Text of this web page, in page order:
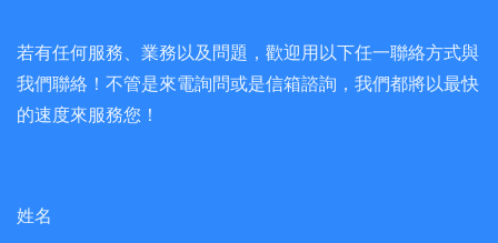
若有任何服務、業務以及問題，歡迎用以下任一聯絡方式與
我們聯絡！不管是來電詢問或是信箱諮詢，我們都將以最快
的速度來服務您！